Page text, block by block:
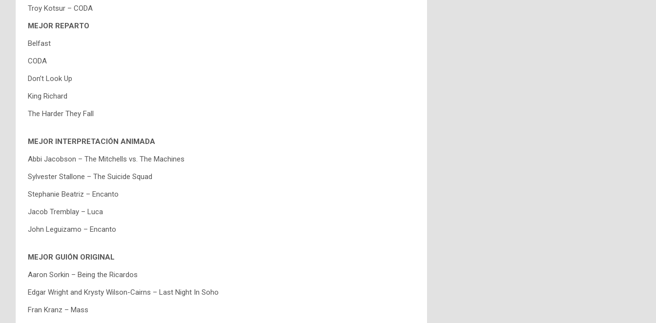
Troy Kotsur – CODA
MEJOR REPARTO
Belfast
CODA
Don’t Look Up
King Richard
The Harder They Fall
MEJOR INTERPRETACIÓN ANIMADA
Abbi Jacobson – The Mitchells vs. The Machines
Sylvester Stallone – The Suicide Squad
Stephanie Beatriz – Encanto
Jacob Tremblay – Luca
John Leguizamo – Encanto
MEJOR GUIÓN ORIGINAL
Aaron Sorkin – Being the Ricardos
Edgar Wright and Krysty Wilson-Cairns – Last Night In Soho
Fran Kranz – Mass